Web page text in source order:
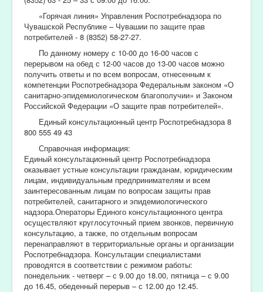
«Горячая линия» Управления Роспотребнадзора по
Чувашской Республике – Чувашии по защите прав
потребителей - 8 (8352) 58-27-27.
По данному номеру с 10-00 до 16-00 часов с
перерывом на обед с 12-00 часов до 13-00 часов можно
получить ответы и по всем вопросам, отнесенным к
компетенции Роспотребнадзора Федеральным законом «О
санитарно-эпидемиологическом благополучии» и Законом
Российской Федерации «О защите прав потребителей».
Единый консультационный центр Роспотребнадзора 8
800 555 49 43
Справочная информация:
Единый консультационный центр Роспотребнадзора
оказывает устные консультации гражданам, юридическим
лицам, индивидуальным предпринимателям и всем
заинтересованным лицам по вопросам защиты прав
потребителей, санитарного и эпидемиологического
надзора.Операторы Единого консультационного центра
осуществляют круглосуточный прием звонков, первичную
консультацию, а также, по отдельным вопросам
перенаправляют в территориальные органы и организации
Роспотребнадзора. Консультации специалистами
проводятся в соответствии с режимом работы:
понедельник - четверг – с 9.00 до 18.00, пятница – с 9.00
до 16.45, обеденный перерыв – с 12.00 до 12.45.